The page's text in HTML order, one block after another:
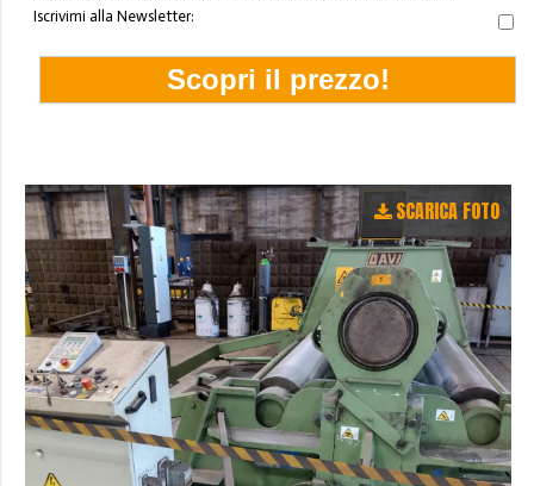
Iscrivimi alla Newsletter:
SCARICA FOTO